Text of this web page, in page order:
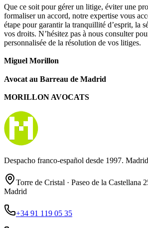
Que ce soit pour gérer un litige, éviter une
formaliser un accord, notre expertise vous
étape pour garantir la tranquillité d’esprit, la
vos droits. N’hésitez pas à nous consulter
personnalisée de la résolution de vos litiges.
Miguel Morillon
Avocat au Barreau de Madrid
MORILLON AVOCATS
Despacho franco-español desde 1997.
Torre de Cristal · Paseo de la Castellana
Madrid
+34 91 119 05 35